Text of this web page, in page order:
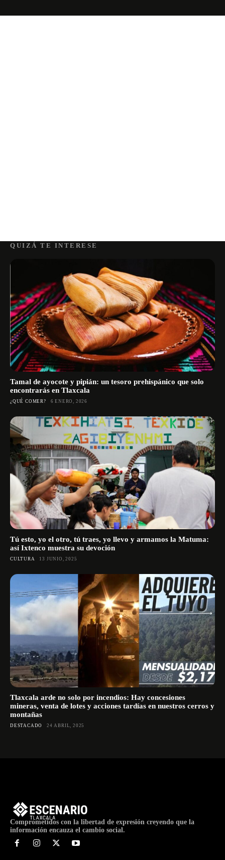
QUIZÁ TE INTERESE
Tamal de ayocote y pipián: un tesoro prehispánico que solo
encontrarás en Tlaxcala
¿QUÉ COMER? 6 ENERO, 2026
Tú esto, yo el otro, tú traes, yo llevo y armamos la Matuma:
así Ixtenco muestra su devoción
CULTURA 13 JUNIO, 2025
Tlaxcala arde no solo por incendios: Hay concesiones
mineras, venta de lotes y acciones tardías en nuestros cerros y
montañas
DESTACADO 24 ABRIL, 2025
Comprometidos con la libertad de expresión creyendo que la
información encauza el cambio social.